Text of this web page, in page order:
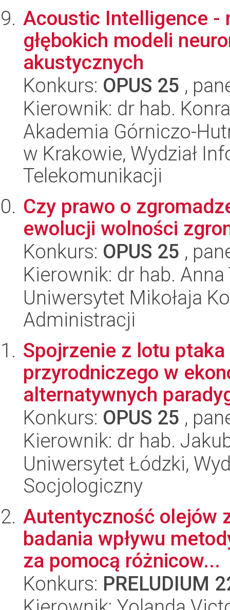
Acoustic Intelligence -
głębokich modeli
akustycznych
Konkurs: OPUS 25 ,
Kierownik: dr hab.
Akademia Górniczo-
w Krakowie, Wydział
Telekomunikacji
Czy prawo o
ewolucji wolności
Konkurs: OPUS 25 ,
Kierownik: dr hab.
Uniwersytet Mikołaja
Administracji
Spojrzenie z lotu
przyrodniczego w
alternatywnych
Konkurs: OPUS 25 ,
Kierownik: dr hab.
Uniwersytet Łódzki,
Socjologiczny
Autentyczność olejów
badania wpływu
za pomocą różnicow...
Konkurs: PRELUDIUM